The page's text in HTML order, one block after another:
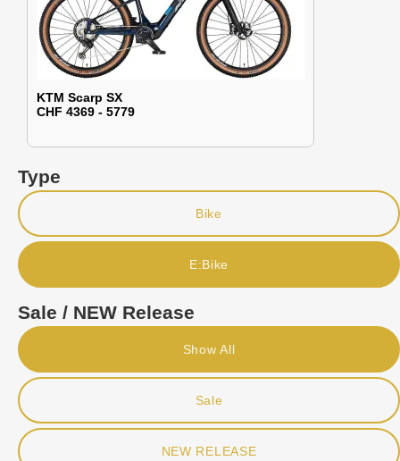
KTM Scarp SX
CHF 4369 - 5779
Type
Bike
E:Bike
Sale / NEW Release
Show All
Sale
NEW RELEASE